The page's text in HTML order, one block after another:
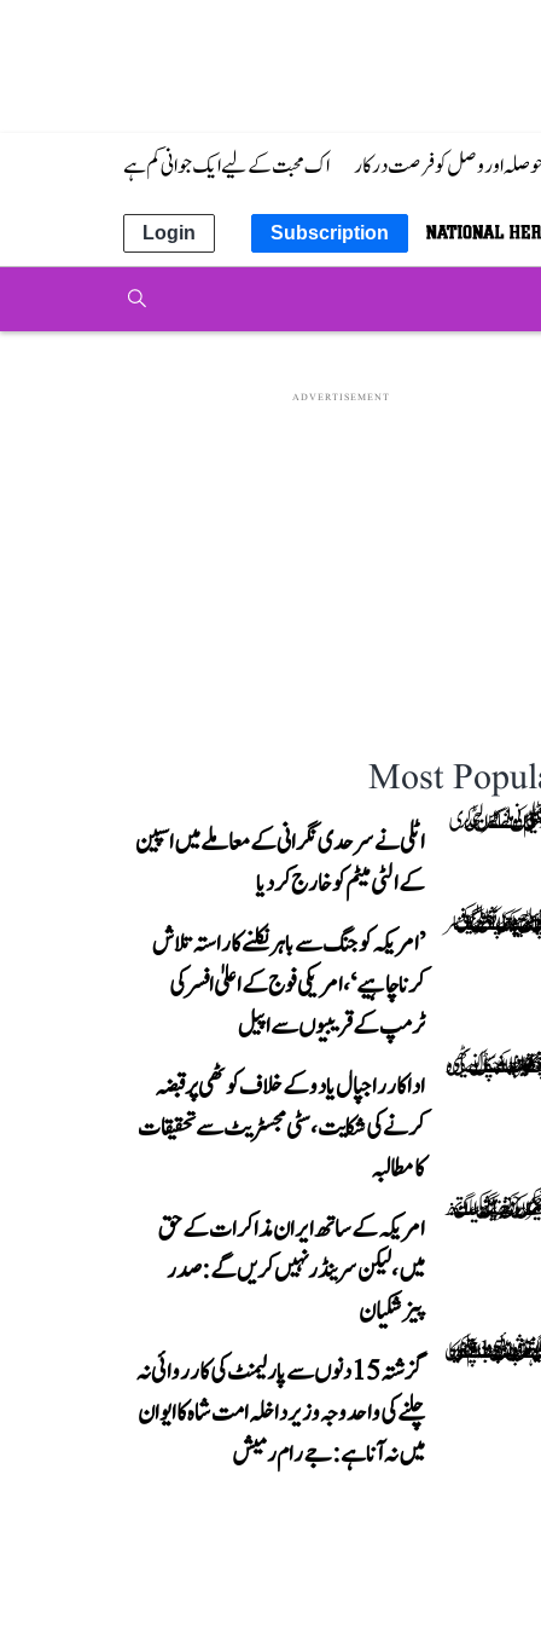
حوصلہ اور وصل کو فرصت درکار اک محبت کے لیے ایک جوانی کم ہے
Subscription
Login
ADVERTISEMENT
Most
اٹلی نے سرحدی نگرانی کے معاملے میں اسپین
کے الٹی میٹم کو خارج کر دیا
’امریکہ کو جنگ سے باہر نکلنے کا راستہ تلاش
کرنا چاہیے‘، امریکی فوج کے اعلیٰ افسر کی
ٹرمپ کے قریبیوں سے اپیل
اداکار راجپال یادو کے خلاف کوٹھی پر قبضہ
کرنے کی شکایت، سٹی مجسٹریٹ سے تحقیقات
کا مطالبہ
امریکہ کے ساتھ ایران مذاکرات کے حق
میں، لیکن سرینڈر نہیں کریں گے: صدر
پیزشکیان
گزشتہ 15 دنوں سے پارلیمنٹ کی کارروائی نہ
چلنے کی واحد وجہ وزیر داخلہ امت شاہ کا ایوان
میں نہ آنا ہے: جے رام رمیش